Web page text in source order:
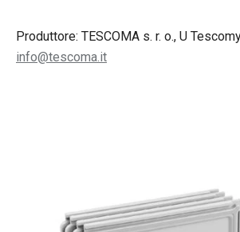
Produttore: TESCOMA s. r. o., U
info@tescoma.it